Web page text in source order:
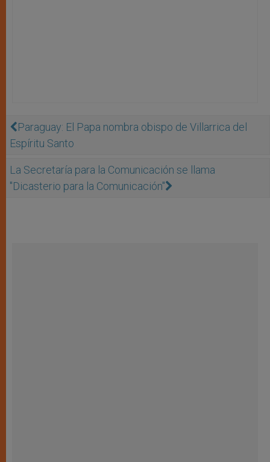
Paraguay: El Papa nombra obispo de Villarrica del
Espíritu Santo
La Secretaría para la Comunicación se llama
"Dicasterio para la Comunicación"